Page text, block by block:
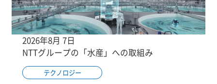
2026年8月 7日
NTTグループの「水産」への取組み
テクノロジー